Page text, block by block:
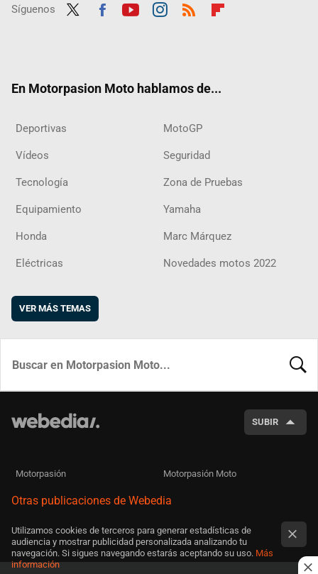
Síguenos
En Motorpasion Moto hablamos de...
Deportivas MotoGP
Vídeos Seguridad
Tecnología Zona de Pruebas
Equipamiento Yamaha
Honda Marc Márquez
Eléctricas Novedades motos 2022
VER MÁS TEMAS
SUBIR
Motorpasión Motorpasión Moto
Otras publicaciones de Webedia
Utilizamos cookies de terceros para generar estadísticas de
audiencia y mostrar publicidad personalizada analizando tu
navegación. Si sigues navegando estarás aceptando su uso. Más
información